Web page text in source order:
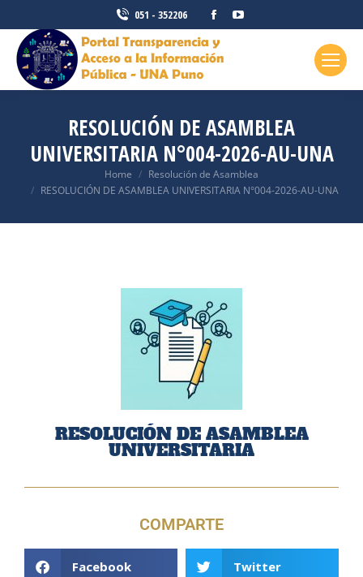
051 - 352206
RESOLUCIÓN DE ASAMBLEA
UNIVERSITARIA N°004-2026-AU-UNA
Home
Resolución de Asamblea
RESOLUCIÓN DE ASAMBLEA UNIVERSITARIA N°004-2026-AU-UNA
RESOLUCIÓN DE ASAMBLEA
UNIVERSITARIA
COMPARTE
Facebook Twitter